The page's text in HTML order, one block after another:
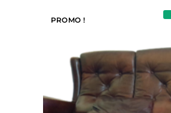
PROMO !